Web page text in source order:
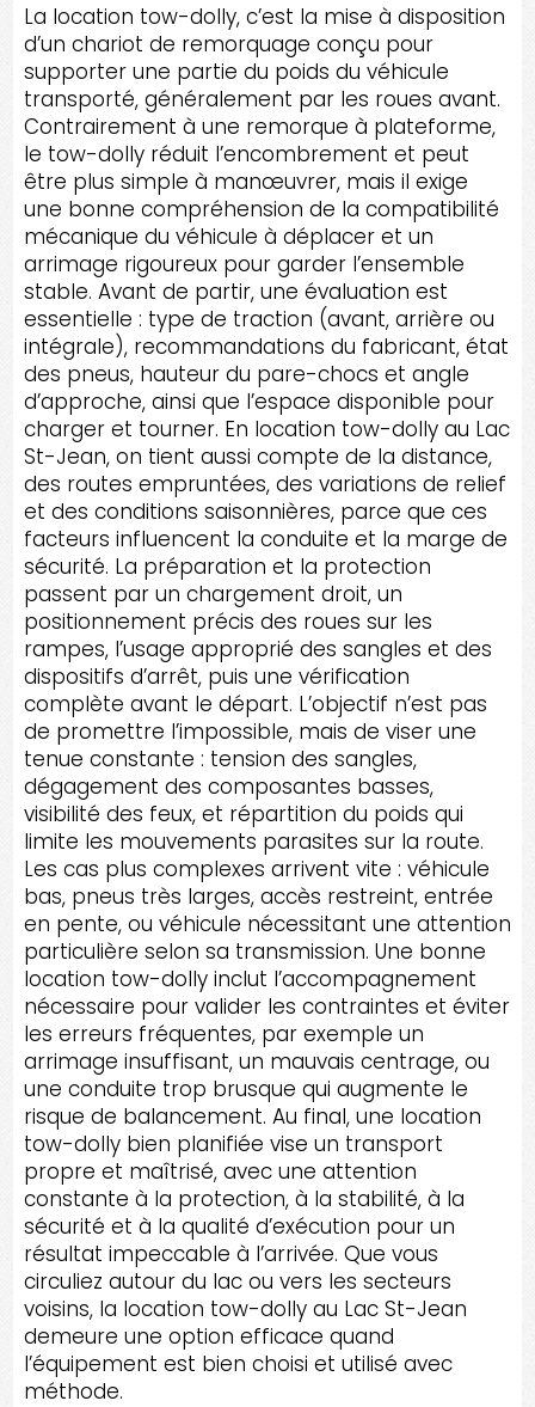
La location tow-dolly, c’est la mise à disposition
d’un chariot de remorquage conçu pour
supporter une partie du poids du véhicule
transporté, généralement par les roues avant.
Contrairement à une remorque à plateforme,
le tow-dolly réduit l’encombrement et peut
être plus simple à manœuvrer, mais il exige
une bonne compréhension de la compatibilité
mécanique du véhicule à déplacer et un
arrimage rigoureux pour garder l’ensemble
stable. Avant de partir, une évaluation est
essentielle : type de traction (avant, arrière ou
intégrale), recommandations du fabricant, état
des pneus, hauteur du pare-chocs et angle
d’approche, ainsi que l’espace disponible pour
charger et tourner. En location tow-dolly au Lac
St-Jean, on tient aussi compte de la distance,
des routes empruntées, des variations de relief
et des conditions saisonnières, parce que ces
facteurs influencent la conduite et la marge de
sécurité. La préparation et la protection
passent par un chargement droit, un
positionnement précis des roues sur les
rampes, l’usage approprié des sangles et des
dispositifs d’arrêt, puis une vérification
complète avant le départ. L’objectif n’est pas
de promettre l’impossible, mais de viser une
tenue constante : tension des sangles,
dégagement des composantes basses,
visibilité des feux, et répartition du poids qui
limite les mouvements parasites sur la route.
Les cas plus complexes arrivent vite : véhicule
bas, pneus très larges, accès restreint, entrée
en pente, ou véhicule nécessitant une attention
particulière selon sa transmission. Une bonne
location tow-dolly inclut l’accompagnement
nécessaire pour valider les contraintes et éviter
les erreurs fréquentes, par exemple un
arrimage insuffisant, un mauvais centrage, ou
une conduite trop brusque qui augmente le
risque de balancement. Au final, une location
tow-dolly bien planifiée vise un transport
propre et maîtrisé, avec une attention
constante à la protection, à la stabilité, à la
sécurité et à la qualité d’exécution pour un
résultat impeccable à l’arrivée. Que vous
circuliez autour du lac ou vers les secteurs
voisins, la location tow-dolly au Lac St-Jean
demeure une option efficace quand
l’équipement est bien choisi et utilisé avec
méthode.